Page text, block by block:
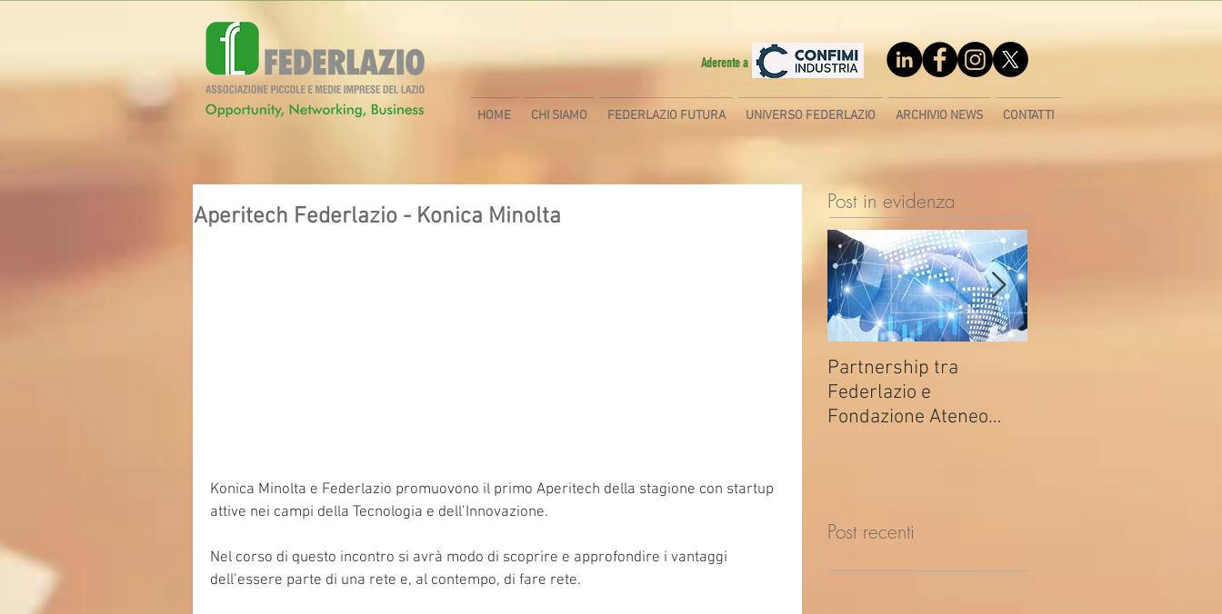
Aderente a
HOME CHI SIAMO FEDERLAZIO FUTURA UNIVERSO FEDERLAZIO ARCHIVIO NEWS CONTATTI
Aperitech Federlazio - Konica Minolta
Konica Minolta e Federlazio promuovono il primo Aperitech della stagione con startup
attive nei campi della Tecnologia e dell’Innovazione.
Nel corso di questo incontro si avrà modo di scoprire e approfondire i vantaggi
dell’essere parte di una rete e, al contempo, di fare rete.
Post in evidenza
Partnership tra
Federlazio e
Fondazione Ateneo
Post recenti